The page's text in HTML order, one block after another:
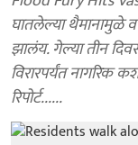
घातलेल्या थैमानामुळे
झालंय. गेल्या तीन
विरारपर्यंत नागरिक
रिपोर्ट......